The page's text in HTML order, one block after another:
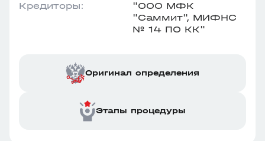
Кредиторы:
"ООО МФК
"Саммит", МИФНС
№ 14 ПО КК"
Оригинал определения
Этапы процедуры